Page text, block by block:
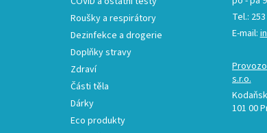
Roušky a respirátory
Dezinfekce a drogerie
Doplňky stravy
Zdraví
Části těla
Dárky
Eco produkty
Tel.:
E-mail:
s.r.o.
101 00